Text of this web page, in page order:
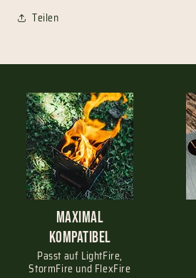
Teilen
Maximal
kompatibel
Passt auf LightFire,
StormFire und FlexFire